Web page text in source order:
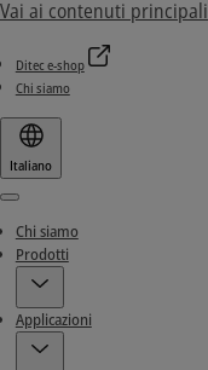
Vai ai contenuti principali
Ditec e-shop
Chi siamo
Italiano
Menu
Chi siamo
Prodotti
Applicazioni